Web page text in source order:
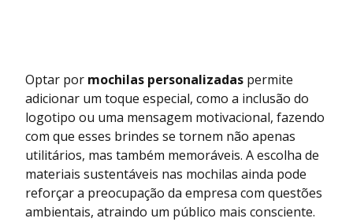
Optar por mochilas personalizadas permite
adicionar um toque especial, como a inclusão do
logotipo ou uma mensagem motivacional, fazendo
com que esses brindes se tornem não apenas
utilitários, mas também memoráveis. A escolha de
materiais sustentáveis nas mochilas ainda pode
reforçar a preocupação da empresa com questões
ambientais, atraindo um público mais consciente.